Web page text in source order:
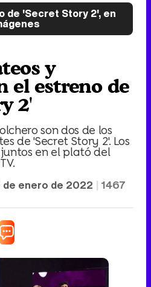
de 'Secret Story 2', en
y
el estreno de
2'
son dos de los
de 'Secret Story 2'. Los
en el plató del
de enero de 2022 1467